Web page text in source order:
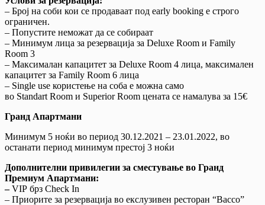
– Број на соби кои се продаваат под early booking е строго
ограничен.
– Попустите неможат да се собираат
– Минимум лица за резервација за Deluxe Room и Family
Room 3
– Mаксималан капацитет за Deluxe Room 4 лица, максимален
капацитет за Family Room 6 лица
– Single use користење на соба е можна само
во Standart Room и Superior Room цената се намалува за 15€
Гранд Апартмани
Минимум 5 ноќи во период 30.12.2021 – 23.01.2022, во
останати период минимум престој 3 ноќи
Дополнителни привилегии за сместување во Гранд
Премиум Апартмани:
–VIP брз Check In
– Приорите за резервација во екслузивен ресторан “Bacco”